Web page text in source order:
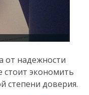
от надежности
стоит экономить
степени доверия.